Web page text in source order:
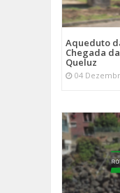
Aqueduto
Chegada
Queluz
04